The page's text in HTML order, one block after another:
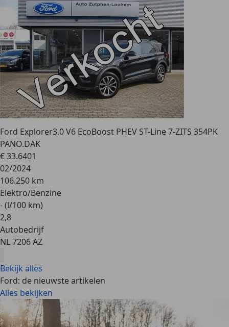
Ford Explorer3.0 V6 EcoBoost PHEV ST-Line 7-ZITS 354PK
PANO.DAK
€ 33.6401
02/2024
106.250 km
Elektro/Benzine
- (l/100 km)
2,8
Autobedrijf
NL 7206 AZ
Bekijk alles
Ford: de nieuwste artikelen
Alles bekijken